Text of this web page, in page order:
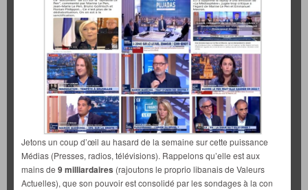
Jetons un coup d’œil au hasard de la semaine sur cette puissance
Médias (Presses, radios, télévisions). Rappelons qu’elle est aux
mains de 9 milliardaires (rajoutons le proprio libanais de Valeurs
Actuelles), que son pouvoir est consolidé par les sondages à la con